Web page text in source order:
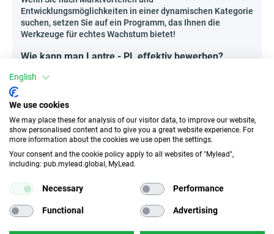
Entwicklungsmöglichkeiten in einer dynamischen Kategorie
suchen, setzen Sie auf ein Programm, das Ihnen die
Werkzeuge für echtes Wachstum bietet!
Wie kann man Lantre - PL effektiv bewerben?
Der Bereich der Unterhaltungselektronik entwickelt sich
ständig weiter, und Kunden suchen zunehmend nach
Produktvergleichen. Die Bewerbung von Lantre - PL passt
perfekt zu diesem Trend.
Veröffentlichung von Einkaufsratgebern und
Leitfäden „Worauf achten?”– detaillierte, wertvolle
Inhalte helfen Verbrauchern beim Auswahlprozess
Erstellung von Infografiken und Geräte-Rankings
soziale Medien und Technikforen.
English
We use cookies
We may place these for analysis of our visitor data, to improve our website,
show personalised content and to give you a great website experience. For
more information about the cookies we use open the settings.
Your consent and the cookie policy apply to all websites of "Mylead",
including: pub.mylead.global, MyLead.
Necessary Performance
Functional Advertising